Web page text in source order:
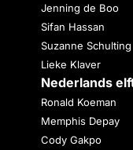
Jenning de Boo
Sifan Hassan
Suzanne Schulting
Lieke Klaver
Nederlands
Ronald Koeman
Memphis Depay
Cody Gakpo